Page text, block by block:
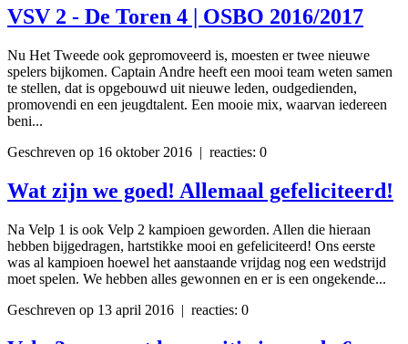
VSV 2 - De Toren 4 | OSBO 2016/2017
Nu Het Tweede ook gepromoveerd is, moesten er twee nieuwe
spelers bijkomen. Captain Andre heeft een mooi team weten samen
te stellen, dat is opgebouwd uit nieuwe leden, oudgedienden,
promovendi en een jeugdtalent. Een mooie mix, waarvan iedereen
beni...
Geschreven op 16 oktober 2016 | reacties: 0
Wat zijn we goed! Allemaal gefeliciteerd!
Na Velp 1 is ook Velp 2 kampioen geworden. Allen die hieraan
hebben bijgedragen, hartstikke mooi en gefeliciteerd! Ons eerste
was al kampioen hoewel het aanstaande vrijdag nog een wedstrijd
moet spelen. We hebben alles gewonnen en er is een ongekende...
Geschreven op 13 april 2016 | reacties: 0